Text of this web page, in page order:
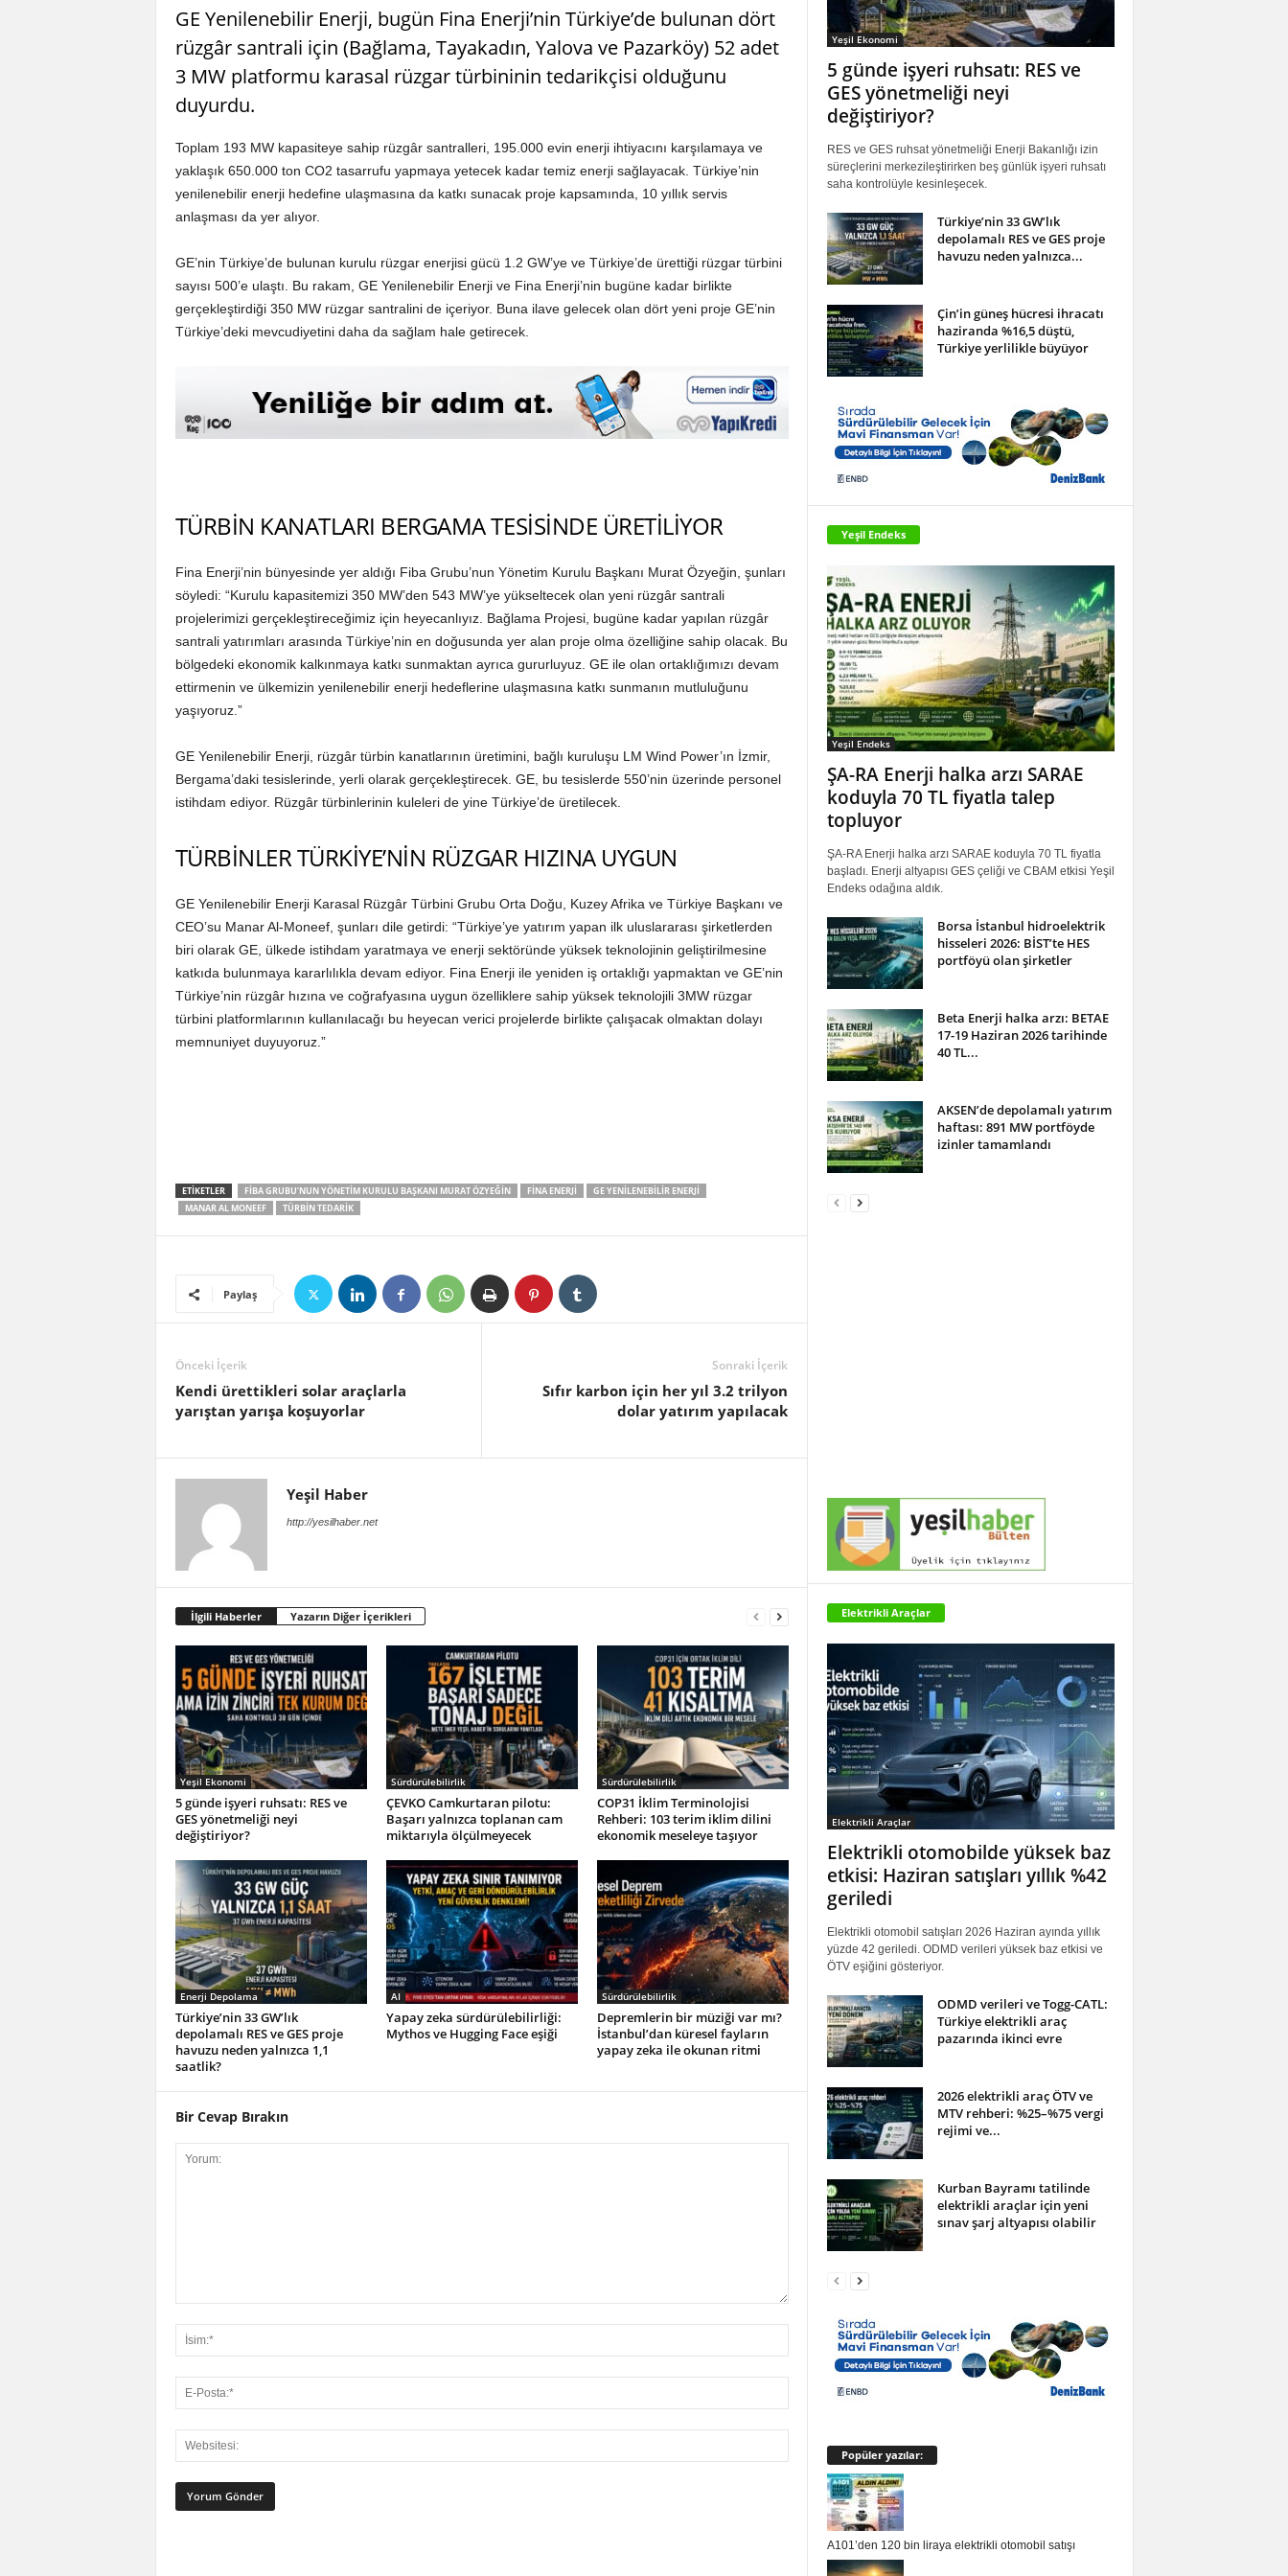
GE Yenilenebilir Enerji, bugün Fina Enerji’nin Türkiye’de bulunan dört
rüzgâr santrali için (Bağlama, Tayakadın, Yalova ve Pazarköy) 52 adet
3 MW platformu karasal rüzgar türbininin tedarikçisi olduğunu
duyurdu.
Toplam 193 MW kapasiteye sahip rüzgâr santralleri, 195.000 evin enerji ihtiyacını karşılamaya ve
yaklaşık 650.000 ton CO2 tasarrufu yapmaya yetecek kadar temiz enerji sağlayacak. Türkiye’nin
yenilenebilir enerji hedefine ulaşmasına da katkı sunacak proje kapsamında, 10 yıllık servis
anlaşması da yer alıyor.
GE’nin Türkiye’de bulunan kurulu rüzgar enerjisi gücü 1.2 GW’ye ve Türkiye’de ürettiği rüzgar türbini
sayısı 500’e ulaştı. Bu rakam, GE Yenilenebilir Enerji ve Fina Enerji’nin bugüne kadar birlikte
gerçekleştirdiği 350 MW rüzgar santralini de içeriyor. Buna ilave gelecek olan dört yeni proje GE’nin
Türkiye’deki mevcudiyetini daha da sağlam hale getirecek.
TÜRBİN KANATLARI BERGAMA TESİSİNDE ÜRETİLİYOR
Fina Enerji’nin bünyesinde yer aldığı Fiba Grubu’nun Yönetim Kurulu Başkanı Murat Özyeğin, şunları
söyledi: “Kurulu kapasitemizi 350 MW’den 543 MW’ye yükseltecek olan yeni rüzgâr santrali
projelerimizi gerçekleştireceğimiz için heyecanlıyız. Bağlama Projesi, bugüne kadar yapılan rüzgâr
santrali yatırımları arasında Türkiye’nin en doğusunda yer alan proje olma özelliğine sahip olacak. Bu
bölgedeki ekonomik kalkınmaya katkı sunmaktan ayrıca gururluyuz. GE ile olan ortaklığımızı devam
ettirmenin ve ülkemizin yenilenebilir enerji hedeflerine ulaşmasına katkı sunmanın mutluluğunu
yaşıyoruz.”
GE Yenilenebilir Enerji, rüzgâr türbin kanatlarının üretimini, bağlı kuruluşu LM Wind Power’ın İzmir,
Bergama’daki tesislerinde, yerli olarak gerçekleştirecek. GE, bu tesislerde 550’nin üzerinde personel
istihdam ediyor. Rüzgâr türbinlerinin kuleleri de yine Türkiye’de üretilecek.
TÜRBİNLER TÜRKİYE’NİN RÜZGAR HIZINA UYGUN
GE Yenilenebilir Enerji Karasal Rüzgâr Türbini Grubu Orta Doğu, Kuzey Afrika ve Türkiye Başkanı ve
CEO’su Manar Al-Moneef, şunları dile getirdi: “Türkiye’ye yatırım yapan ilk uluslararası şirketlerden
biri olarak GE, ülkede istihdam yaratmaya ve enerji sektöründe yüksek teknolojinin geliştirilmesine
katkıda bulunmaya kararlılıkla devam ediyor. Fina Enerji ile yeniden iş ortaklığı yapmaktan ve GE’nin
Türkiye’nin rüzgâr hızına ve coğrafyasına uygun özelliklere sahip yüksek teknolojili 3MW rüzgar
türbini platformlarının kullanılacağı bu heyecan verici projelerde birlikte çalışacak olmaktan dolayı
memnuniyet duyuyoruz.”
ETIKETLER FIBA GRUBU’NUN YÖNETIM KURULU BAŞKANI MURAT ÖZYEĞIN FINA ENERJI
GE YENILENEBILIR ENERJI
MANAR AL MONEEF
TÜRBIN TEDARIK
Paylaş
Önceki İçerik
Kendi ürettikleri solar araçlarla
yarıştan yarışa koşuyorlar
Sonraki İçerik
Sıfır karbon için her yıl 3.2 trilyon
dolar yatırım yapılacak
Yeşil Haber
http://yesilhaber.net
İlgili Haberler Yazarın Diğer İçerikleri
Yeşil Ekonomi
5 günde işyeri ruhsatı: RES ve
GES yönetmeliği neyi
değiştiriyor?
Sürdürülebilirlik
ÇEVKO Camkurtaran pilotu:
Başarı yalnızca toplanan cam
miktarıyla ölçülmeyecek
Sürdürülebilirlik
COP31 İklim Terminolojisi
Rehberi: 103 terim iklim dilini
ekonomik meseleye taşıyor
Enerji Depolama
Türkiye’nin 33 GW’lık
depolamalı RES ve GES proje
havuzu neden yalnızca 1,1
saatlik?
AI
Yapay zeka sürdürülebilirliği:
Mythos ve Hugging Face eşiği
Sürdürülebilirlik
Depremlerin bir müziği var mı?
İstanbul’dan küresel fayların
yapay zeka ile okunan ritmi
Bir Cevap Bırakın
Yeşil Ekonomi
5 günde işyeri ruhsatı: RES ve
GES yönetmeliği neyi
değiştiriyor?
RES ve GES ruhsat yönetmeliği Enerji Bakanlığı izin
süreçlerini merkezileştirirken beş günlük işyeri ruhsatı
saha kontrolüyle kesinleşecek.
Türkiye’nin 33 GW’lık
depolamalı RES ve GES proje
havuzu neden yalnızca...
Çin’in güneş hücresi ihracatı
haziranda %16,5 düştü,
Türkiye yerlilikle büyüyor
Yeşil Endeks
Yeşil Endeks
ŞA-RA Enerji halka arzı SARAE
koduyla 70 TL fiyatla talep
topluyor
ŞA-RA Enerji halka arzı SARAE koduyla 70 TL fiyatla
başladı. Enerji altyapısı GES çeliği ve CBAM etkisi Yeşil
Endeks odağına aldık.
Borsa İstanbul hidroelektrik
hisseleri 2026: BİST’te HES
portföyü olan şirketler
Beta Enerji halka arzı: BETAE
17-19 Haziran 2026 tarihinde
40 TL...
AKSEN’de depolamalı yatırım
haftası: 891 MW portföyde
izinler tamamlandı
Elektrikli Araçlar
Elektrikli Araçlar
Elektrikli otomobilde yüksek baz
etkisi: Haziran satışları yıllık %42
geriledi
Elektrikli otomobil satışları 2026 Haziran ayında yıllık
yüzde 42 geriledi. ODMD verileri yüksek baz etkisi ve
ÖTV eşiğini gösteriyor.
ODMD verileri ve Togg-CATL:
Türkiye elektrikli araç
pazarında ikinci evre
2026 elektrikli araç ÖTV ve
MTV rehberi: %25–%75 vergi
rejimi ve...
Kurban Bayramı tatilinde
elektrikli araçlar için yeni
sınav şarj altyapısı olabilir
Popüler yazılar:
A101’den 120 bin liraya elektrikli otomobil satışı